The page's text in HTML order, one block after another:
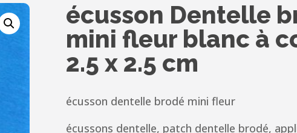
écusson Dentelle
mini fleur blanc à
2.5 x 2.5 cm
écusson dentelle brodé mini fleur
écussons dentelle, patch dentelle brodé,